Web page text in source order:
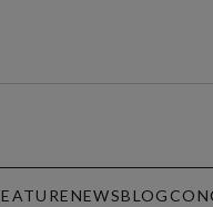
NEWSBLOG